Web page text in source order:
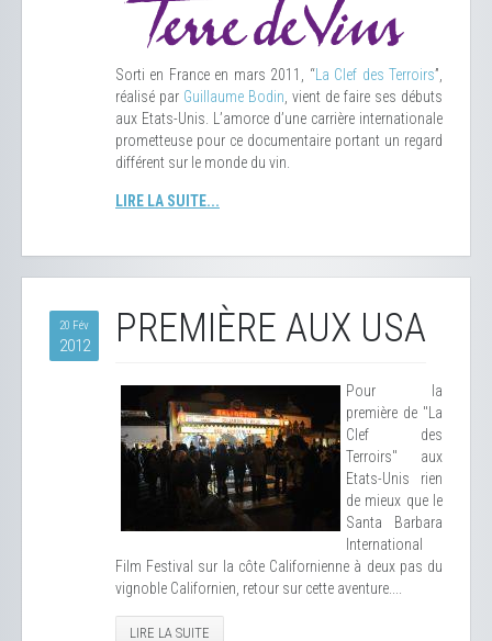
Sorti en France en mars 2011, “La Clef des Terroirs”,
réalisé par Guillaume Bodin , vient de faire ses débuts
aux Etats-Unis. L’amorce d’une carrière internationale
prometteuse pour ce documentaire portant un regard
différent sur le monde du vin.
LIRE LA SUITE...
20 Fév
2012 PREMIÈRE AUX USA
Pour la
première de "La
Clef des
Terroirs" aux
Etats-Unis rien
de mieux que le
Santa Barbara
International
Film Festival sur la côte Californienne à deux pas du
vignoble Californien, retour sur cette aventure....
LIRE LA SUITE